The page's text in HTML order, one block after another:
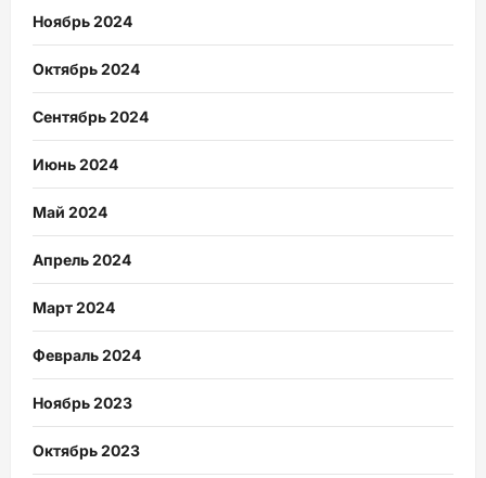
Ноябрь 2024
Октябрь 2024
Сентябрь 2024
Июнь 2024
Май 2024
Апрель 2024
Март 2024
Февраль 2024
Ноябрь 2023
Октябрь 2023